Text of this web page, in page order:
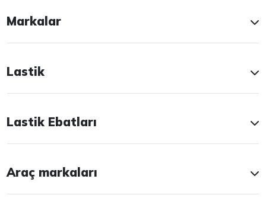
Markalar
Lastik
Lastik Ebatları
Araç markaları